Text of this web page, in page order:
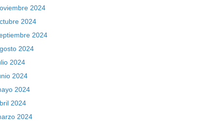
2024
2024
2024
2024
2024
2024
2024
2024
2024